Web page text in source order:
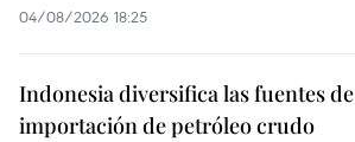
04/08/2026 18:25
Indonesia diversifica las fuentes de
importación de petróleo crudo